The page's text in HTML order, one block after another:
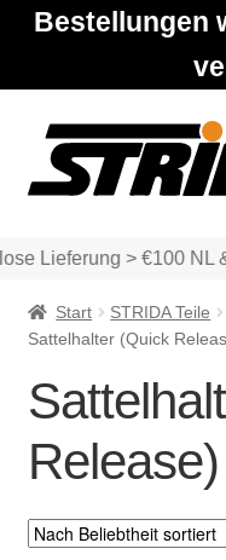
Bestellungen
Zur
Navigation
springen
Zum
Inhalt
springen
Die Modelle
Katalog
Account & Support
Lieferung > €100 NL
Start STRIDA Teile
Sattelhalter (Quick
Release)